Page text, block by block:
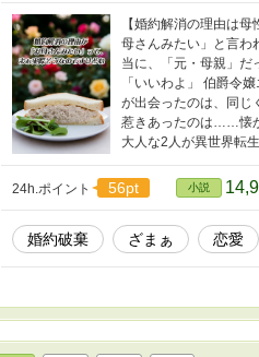
【婚約解消の理由は
母さんみたい」と言わ
当に、「元・母親」
「いいわよ」 伯爵令
が出会ったのは、同じ
惹きあったのは……懐
大人な2人が異世界転
24h.ポイント 56pt 小説
婚約破棄 ざまぁ 恋愛